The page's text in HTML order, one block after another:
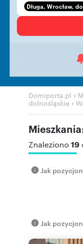
Długa, Wrocław,
Domiporta.pl ›
dolnośląskie ›
Znaleziono 19
Jak
Jak